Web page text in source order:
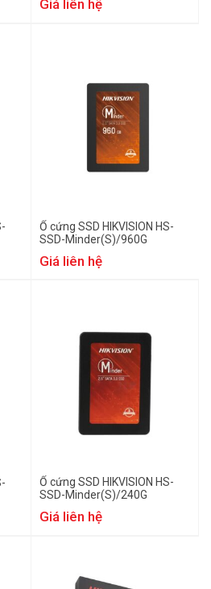
Giá liên hệ
Ổ cứng SSD HIKVISION HS-
SSD-Minder(S)/960G
Giá liên hệ
Ổ cứng SSD HIKVISION HS-
SSD-Minder(S)/240G
Giá liên hệ